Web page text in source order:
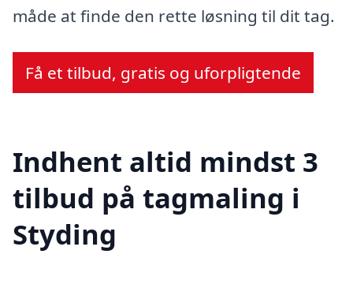
måde at finde den rette løsning til dit tag.
Få et tilbud, gratis og uforpligtende
Indhent altid mindst 3
tilbud på tagmaling i
Styding